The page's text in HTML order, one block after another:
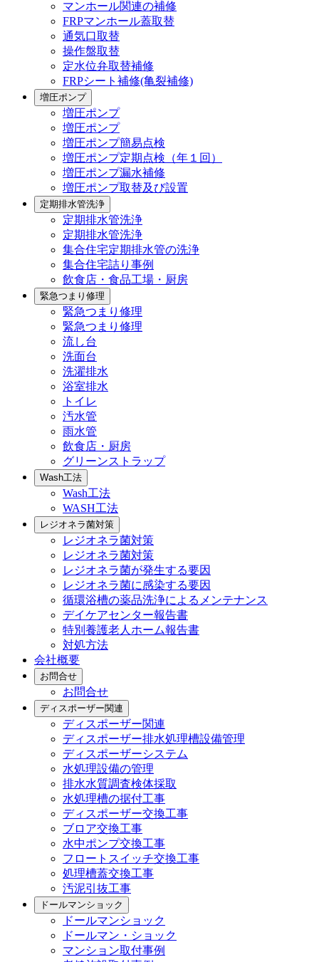
マンホール関連の補修
FRPマンホール蓋取替
通気口取替
操作盤取替
定水位弁取替補修
FRPシート補修(亀裂補修)
増圧ポンプ
増圧ポンプ
増圧ポンプ
増圧ポンプ簡易点検
増圧ポンプ定期点検（年１回）
増圧ポンプ漏水補修
増圧ポンプ取替及び設置
定期排水管洗浄
定期排水管洗浄
定期排水管洗浄
集合住宅定期排水管の洗浄
集合住宅詰り事例
飲食店・食品工場・厨房
緊急つまり修理
緊急つまり修理
緊急つまり修理
流し台
洗面台
洗濯排水
浴室排水
トイレ
汚水管
雨水管
飲食店・厨房
グリーンストラップ
Wash工法
Wash工法
WASH工法
レジオネラ菌対策
レジオネラ菌対策
レジオネラ菌対策
レジオネラ菌が発生する要因
レジオネラ菌に感染する要因
循環浴槽の薬品洗浄によるメンテナンス
デイケアセンター報告書
特別養護老人ホーム報告書
対処方法
会社概要
お問合せ
お問合せ
ディスポーザー関連
ディスポーザー関連
ディスポーザー排水処理槽設備管理
ディスポーザーシステム
水処理設備の管理
排水水質調査検体採取
水処理槽の据付工事
ディスポーザー交換工事
ブロア交換工事
水中ポンプ交換工事
フロートスイッチ交換工事
処理槽蓋交換工事
汚泥引抜工事
ドールマンショック
ドールマンショック
ドールマン・ショック
マンション取付事例